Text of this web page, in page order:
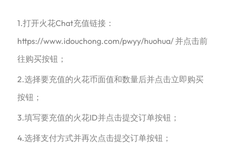
1.打开火花Chat充值链接：
https://www.idouchong.com/pwyy/huohua/ 并点击前
往购买按钮；
2.选择要充值的火花币面值和数量后并点击立即购买
按钮；
3.填写要充值的火花ID并点击提交订单按钮；
4.选择支付方式并再次点击提交订单按钮；